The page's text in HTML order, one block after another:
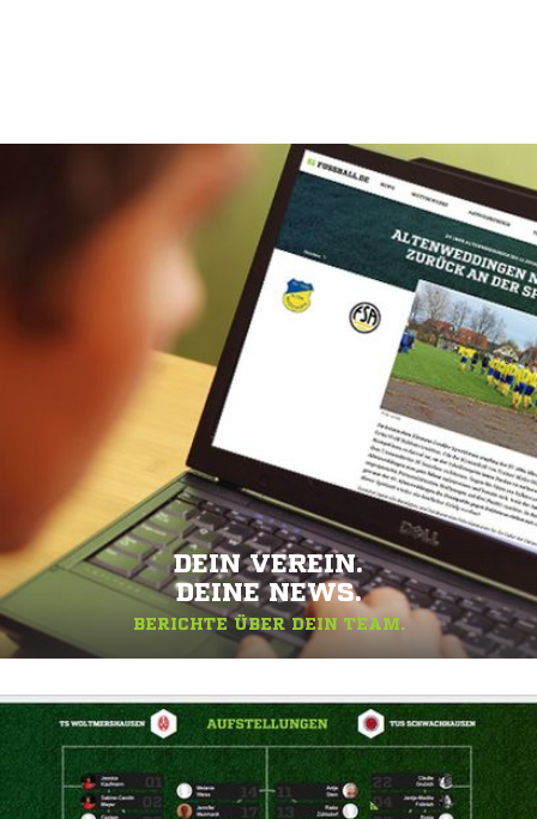
DEIN VEREIN.
DEINE NEWS.
BERICHTE ÜBER DEIN TEAM.